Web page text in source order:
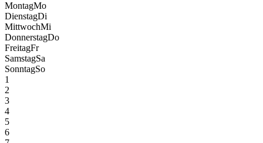
MontagMo
DienstagDi
MittwochMi
DonnerstagDo
FreitagFr
SamstagSa
SonntagSo
1
2
3
4
5
6